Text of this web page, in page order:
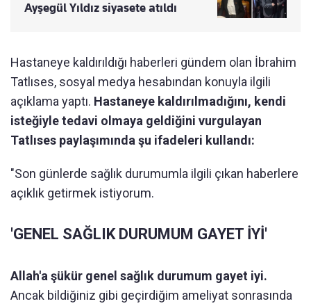
Ayşegül Yıldız siyasete atıldı
Hastaneye kaldırıldığı haberleri gündem olan İbrahim
Tatlıses, sosyal medya hesabından konuyla ilgili
açıklama yaptı. Hastaneye kaldırılmadığını, kendi
isteğiyle tedavi olmaya geldiğini vurgulayan
Tatlıses paylaşımında şu ifadeleri kullandı:
"Son günlerde sağlık durumumla ilgili çıkan haberlere
açıklık getirmek istiyorum.
'GENEL SAĞLIK DURUMUM GAYET İYİ'
Allah'a şükür genel sağlık durumum gayet iyi.
Ancak bildiğiniz gibi geçirdiğim ameliyat sonrasında